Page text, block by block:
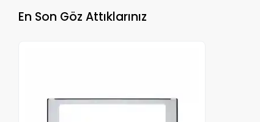
En Son Göz Attıklarınız